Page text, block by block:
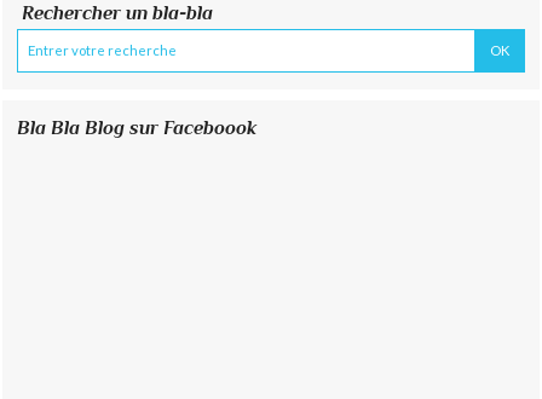
Rechercher un bla-bla
Bla Bla Blog sur Faceboook